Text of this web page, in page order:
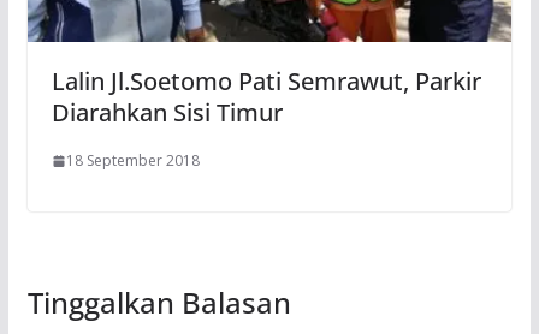
Lalin Jl.Soetomo Pati Semrawut, Parkir
Diarahkan Sisi Timur
18 September 2018
Tinggalkan Balasan